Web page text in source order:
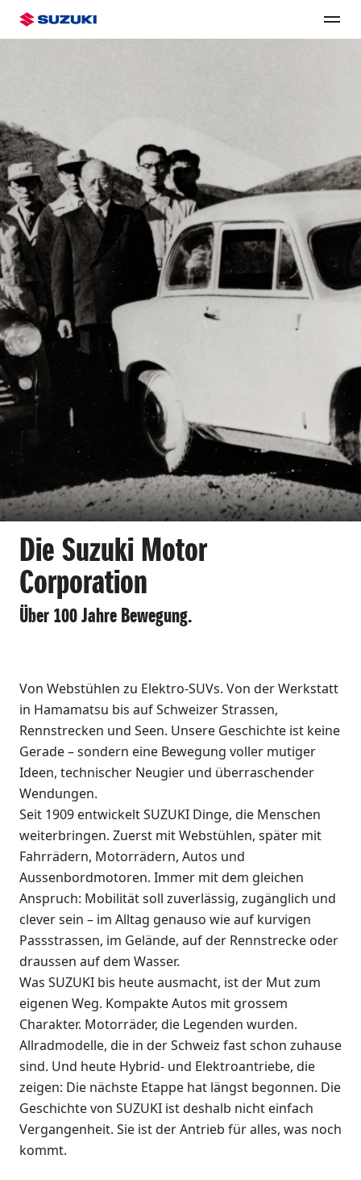
Die Suzuki Motor
Corporation
Über 100 Jahre Bewegung.
Von Webstühlen zu Elektro-SUVs. Von der Werkstatt
in Hamamatsu bis auf Schweizer Strassen,
Rennstrecken und Seen. Unsere Geschichte ist keine
Gerade – sondern eine Bewegung voller mutiger
Ideen, technischer Neugier und überraschender
Wendungen.
Seit 1909 entwickelt SUZUKI Dinge, die Menschen
weiterbringen. Zuerst mit Webstühlen, später mit
Fahrrädern, Motorrädern, Autos und
Aussenbordmotoren. Immer mit dem gleichen
Anspruch: Mobilität soll zuverlässig, zugänglich und
clever sein – im Alltag genauso wie auf kurvigen
Passstrassen, im Gelände, auf der Rennstrecke oder
draussen auf dem Wasser.
Was SUZUKI bis heute ausmacht, ist der Mut zum
eigenen Weg. Kompakte Autos mit grossem
Charakter. Motorräder, die Legenden wurden.
Allradmodelle, die in der Schweiz fast schon zuhause
sind. Und heute Hybrid- und Elektroantriebe, die
zeigen: Die nächste Etappe hat längst begonnen. Die
Geschichte von SUZUKI ist deshalb nicht einfach
Vergangenheit. Sie ist der Antrieb für alles, was noch
kommt.